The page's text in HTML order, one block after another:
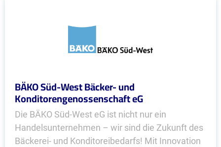
BÄKO Süd-West Bäcker- und
Konditorengenossenschaft eG
Die BÄKO Süd-West eG ist nicht nur ein
Handelsunternehmen – wir sind die Zukunft des
Bäckerei- und Konditoreibedarfs! Mit Innovation